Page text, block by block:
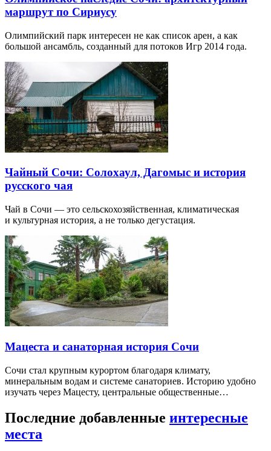
маршрут по Сириусу
Олимпийский парк интересен не как список арен, а как
большой ансамбль, созданный для потоков Игр 2014 года.
Чайный Сочи: Солохаул, Дагомыс и история
русского чая
Чай в Сочи — это сельскохозяйственная, климатическая
и культурная история, а не только дегустация.
Мацеста и санаторная история Сочи
Сочи стал крупным курортом благодаря климату,
минеральным водам и системе санаториев. Историю удобно
изучать через Мацесту, центральные общественные…
Последние добавленные интересные
места